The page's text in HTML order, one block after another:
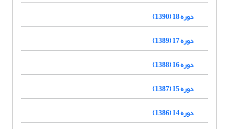
دوره 18 (1390)
دوره 17 (1389)
دوره 16 (1388)
دوره 15 (1387)
دوره 14 (1386)